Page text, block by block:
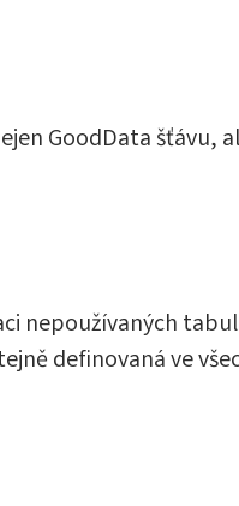
GoodData šťávu,
nepoužívaných
definovaná ve